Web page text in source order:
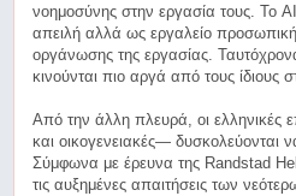
νοημοσύνης στην εργασία τους. Το
απειλή αλλά ως εργαλείο
οργάνωσης της εργασίας.
κινούνται πιο αργά από τους ίδιους
Από την άλλη πλευρά, οι ελληνικές
και οικογενειακές— δυσκολεύονται
Σύμφωνα με έρευνα της Randstad
τις αυξημένες απαιτήσεις των